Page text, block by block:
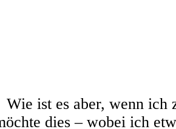
Wie ist es aber, wenn ich
dies – wobei ich